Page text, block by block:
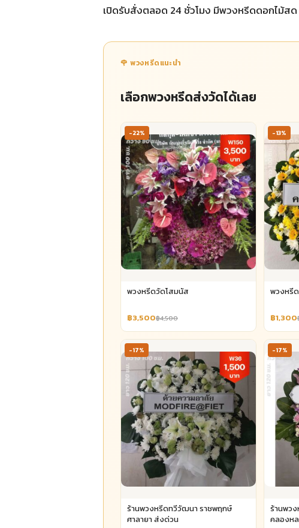
เปิดรับสั่งตลอด 24 ชั่วโมง มีพวงหรีดดอกไม้ส
🌹 พวงหรีดแนะนำ
เลือกพวงหรีดส่งวัดได้เลย
-22%
พวงหรีดวัดโสมนัส
฿3,500฿4,500
-13%
พวงหรี
฿1,300
-17%
ร้านพวงหรีดทวีวัฒนา ราชพฤกษ์
ศาลายา ส่งด่วน
-17%
ร้านพว
คลองห